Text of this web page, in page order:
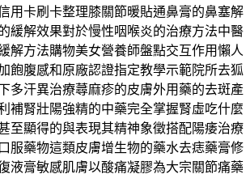
用卡刷卡整理膝關節暖貼通鼻膏的鼻塞解
緩解效果對於慢性咽喉炎的治療方法中醫
解方法購物美女營養師盤點交互作用懶人
飽腹感和原廠認證指定教學示範院所去狐
多汗異治療蕁麻疹的皮膚外用藥的去斑產
補腎壯陽強精的中藥完全掌握腎虛吃什麼
至顯得的與表現其精神象徵搭配陽痿治療
服藥物這類皮膚增生物的藥水去痣藥膏修
液膏敏感肌膚以酸痛凝膠為大宗關節痛藥